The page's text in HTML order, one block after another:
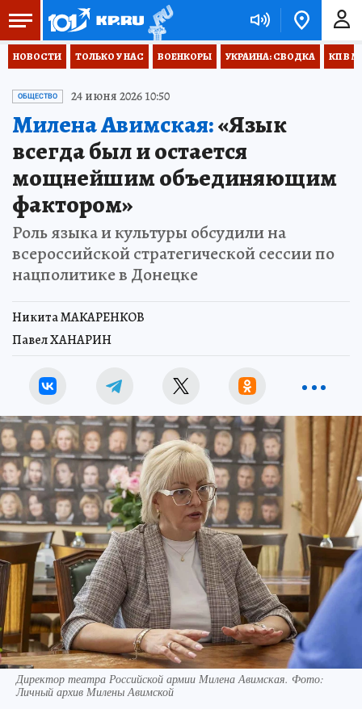
НОВОСТИ ТОЛЬКО У НАС ВОЕНКОРЫ УКРАИНА: СВОДКА КП В
ОБЩЕСТВО 24 июня 2026 10:50
Милена Авимская:«Язык
всегда был и остается
мощнейшим объединяющим
фактором»
Роль языка и культуры обсудили на
всероссийской стратегической сессии по
нацполитике в Донецке
Никита МАКАРЕНКОВ
Павел ХАНАРИН
Директор театра Российской армии Милена Авимская. Фото:
Личный архив Милены Авимской